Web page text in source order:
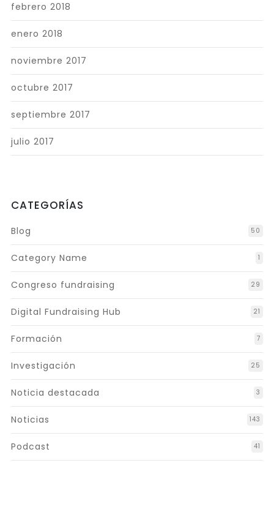
febrero 2018
enero 2018
noviembre 2017
octubre 2017
septiembre 2017
julio 2017
CATEGORÍAS
Blog 50
Category Name 1
Congreso fundraising 29
Digital Fundraising Hub 21
Formación 7
Investigación 25
Noticia destacada 3
Noticias 143
Podcast 41